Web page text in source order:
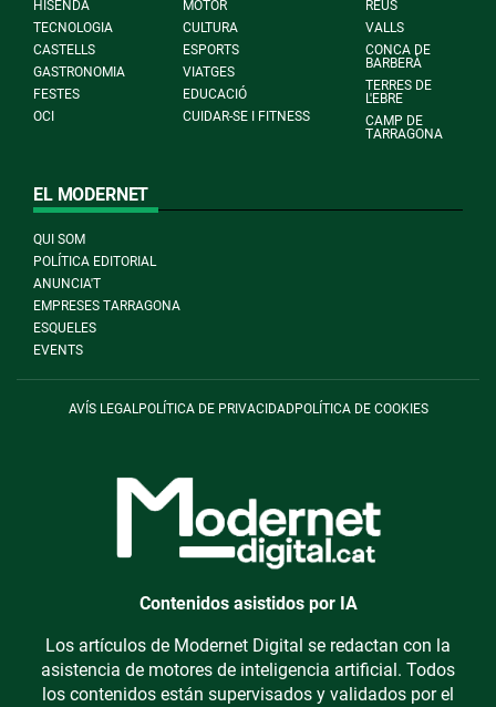
HISENDA
MOTOR
TECNOLOGIA
CULTURA
CASTELLS
ESPORTS
GASTRONOMIA
VIATGES
FESTES
EDUCACIÓ
OCI
CUIDAR-SE I FITNESS
REUS
VALLS
CONCA DE
BARBERÀ
TERRES DE
L'EBRE
CAMP DE
TARRAGONA
EL MODERNET
QUI SOM
POLÍTICA EDITORIAL
ANUNCIA'T
EMPRESES TARRAGONA
ESQUELES
EVENTS
AVÍS LEGALPOLÍTICA DE PRIVACIDADPOLÍTICA DE COOKIES
Contenidos asistidos por IA
Los artículos de Modernet Digital se redactan con la
asistencia de motores de inteligencia artificial. Todos
los contenidos están supervisados y validados por el